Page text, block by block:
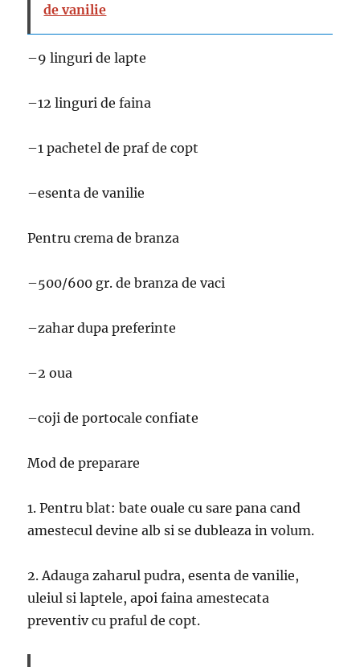
de vanilie
–9 linguri de lapte
–12 linguri de faina
–1 pachetel de praf de copt
–esenta de vanilie
Pentru crema de branza
–500/600 gr. de branza de vaci
–zahar dupa preferinte
–2 oua
–coji de portocale confiate
Mod de preparare
1. Pentru blat: bate ouale cu sare pana cand
amestecul devine alb si se dubleaza in volum.
2. Adauga zaharul pudra, esenta de vanilie,
uleiul si laptele, apoi faina amestecata
preventiv cu praful de copt.